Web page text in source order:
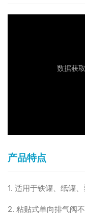
产品特点
1. 适用于铁罐、纸罐
2. 粘贴式单向排气阀